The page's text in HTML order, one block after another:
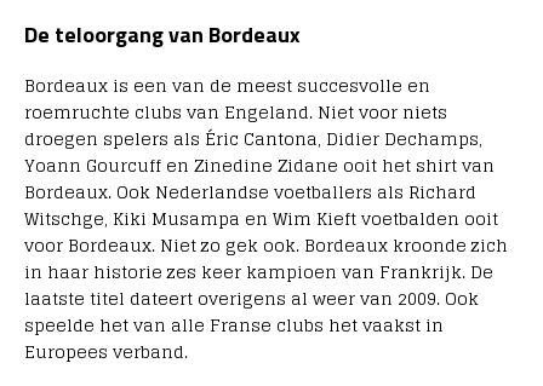
De teloorgang van Bordeaux
Bordeaux is een van de meest succesvolle en
roemruchte clubs van Engeland. Niet voor niets
droegen spelers als Éric Cantona, Didier Dechamps,
Yoann Gourcuff en Zinedine Zidane ooit het shirt van
Bordeaux. Ook Nederlandse voetballers als Richard
Witschge, Kiki Musampa en Wim Kieft voetbalden ooit
voor Bordeaux. Niet zo gek ook. Bordeaux kroonde zich
in haar historie zes keer kampioen van Frankrijk. De
laatste titel dateert overigens al weer van 2009. Ook
speelde het van alle Franse clubs het vaakst in
Europees verband.